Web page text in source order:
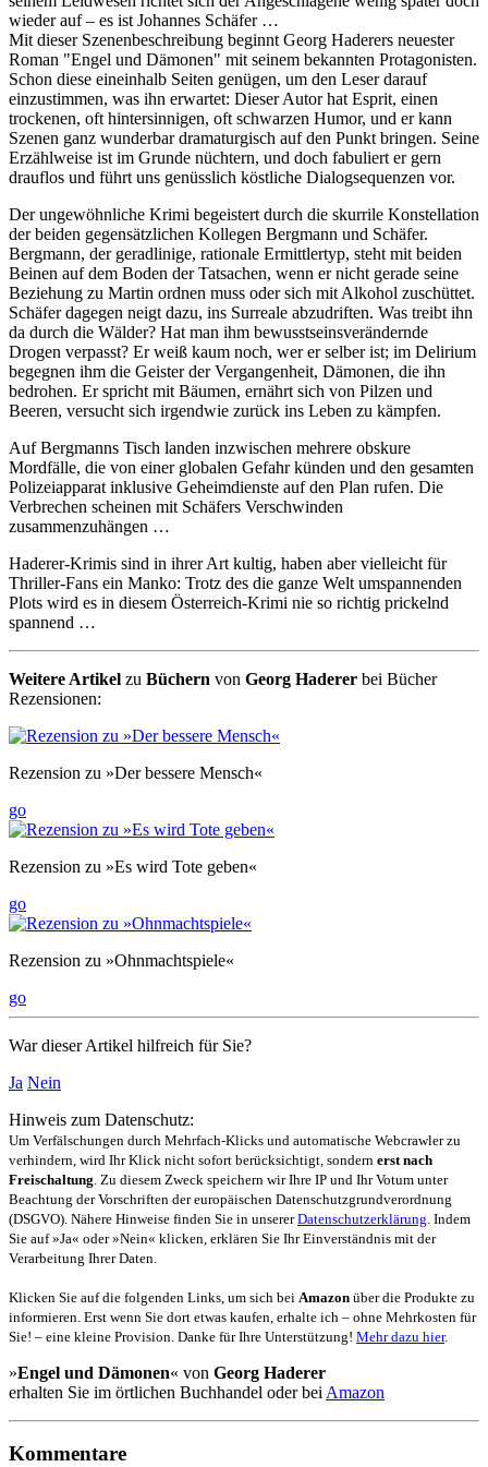
wieder auf – es ist Johannes Schäfer …
Mit dieser Szenenbeschreibung beginnt Georg Haderers neuester
Roman "Engel und Dämonen" mit seinem bekannten Protagonisten.
Schon diese eineinhalb Seiten genügen, um den Leser darauf
einzustimmen, was ihn erwartet: Dieser Autor hat Esprit, einen
trockenen, oft hintersinnigen, oft schwarzen Humor, und er kann
Szenen ganz wunderbar dramaturgisch auf den Punkt bringen. Seine
Erzählweise ist im Grunde nüchtern, und doch fabuliert er gern
drauflos und führt uns genüsslich köstliche Dialogsequenzen vor.
Der ungewöhnliche Krimi begeistert durch die skurrile Konstellation
der beiden gegensätzlichen Kollegen Bergmann und Schäfer.
Bergmann, der geradlinige, rationale Ermittlertyp, steht mit beiden
Beinen auf dem Boden der Tatsachen, wenn er nicht gerade seine
Beziehung zu Martin ordnen muss oder sich mit Alkohol zuschüttet.
Schäfer dagegen neigt dazu, ins Surreale abzudriften. Was treibt ihn
da durch die Wälder? Hat man ihm bewusstseinsverändernde
Drogen verpasst? Er weiß kaum noch, wer er selber ist; im Delirium
begegnen ihm die Geister der Vergangenheit, Dämonen, die ihn
bedrohen. Er spricht mit Bäumen, ernährt sich von Pilzen und
Beeren, versucht sich irgendwie zurück ins Leben zu kämpfen.
Auf Bergmanns Tisch landen inzwischen mehrere obskure
Mordfälle, die von einer globalen Gefahr künden und den gesamten
Polizeiapparat inklusive Geheimdienste auf den Plan rufen. Die
Verbrechen scheinen mit Schäfers Verschwinden
zusammenzuhängen …
Haderer-Krimis sind in ihrer Art kultig, haben aber vielleicht für
Thriller-Fans ein Manko: Trotz des die ganze Welt umspannenden
Plots wird es in diesem Österreich-Krimi nie so richtig prickelnd
spannend …
Weitere Artikel zu Büchern von Georg Haderer bei Bücher
Rezensionen:
Rezension zu »Der bessere Mensch«
go
Rezension zu »Es wird Tote geben«
go
Rezension zu »Ohnmachtspiele«
go
War dieser Artikel hilfreich für Sie?
Ja Nein
Hinweis zum Datenschutz:
Um Verfälschungen durch Mehrfach-Klicks und automatische Webcrawler zu
verhindern, wird Ihr Klick nicht sofort berücksichtigt, sondern erst nach
Freischaltung . Zu diesem Zweck speichern wir Ihre IP und Ihr Votum unter
Beachtung der Vorschriften der europäischen Datenschutzgrundverordnung
(DSGVO). Nähere Hinweise finden Sie in unsererDatenschutzerklärung . Indem
Sie auf »Ja« oder »Nein« klicken, erklären Sie Ihr Einverständnis mit der
Verarbeitung Ihrer Daten.
Klicken Sie auf die folgenden Links, um sich bei Amazon über die Produkte zu
informieren. Erst wenn Sie dort etwas kaufen, erhalte ich – ohne Mehrkosten für
Sie! – eine kleine Provision. Danke für Ihre Unterstützung! Mehr dazu hier.
»Engel und Dämonen« von Georg Haderer
erhalten Sie im örtlichen Buchhandel oder bei Amazon
Kommentare